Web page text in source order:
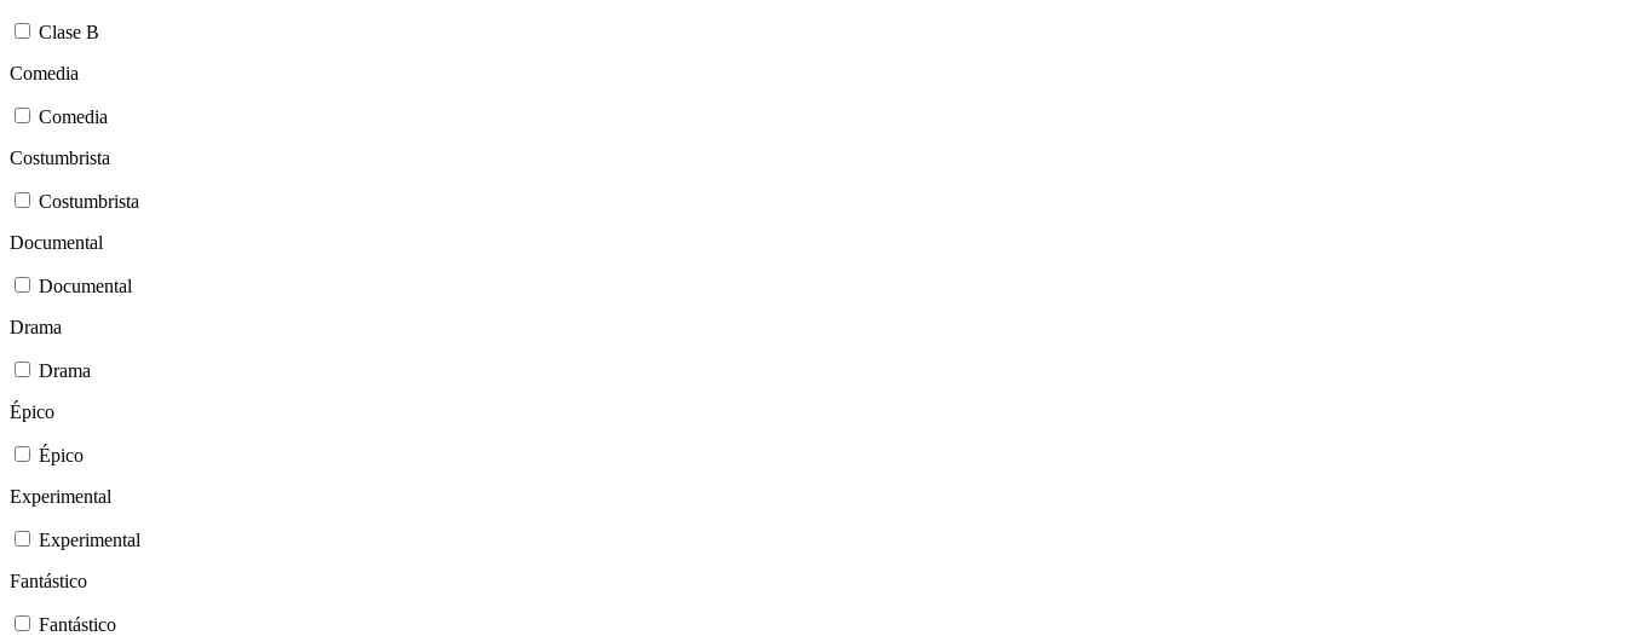
Clase B
Comedia
Comedia
Costumbrista
Costumbrista
Documental
Documental
Drama
Drama
Épico
Épico
Experimental
Experimental
Fantástico
Fantástico